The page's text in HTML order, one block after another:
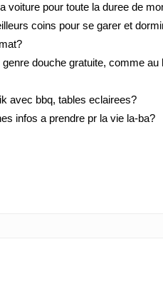
voiture pour toute la duree de
coins pour se garer et
douche gratuite, comme au
avec bbq, tables eclairees?
infos a prendre pr la vie la-ba?